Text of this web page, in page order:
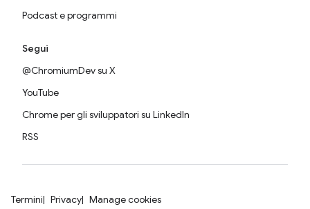
Podcast e programmi
Segui
@ChromiumDev su X
YouTube
Chrome per gli sviluppatori su LinkedIn
RSS
Termini Privacy Manage cookies